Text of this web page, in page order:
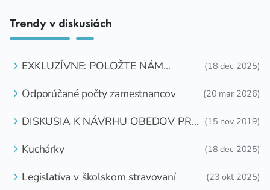
Trendy v diskusiách
EXKLUZÍVNE: POLOŽTE NÁM
(18 dec 2025)
Odporúčané počty zamestnancov (20 mar 2026)
DISKUSIA K NÁVRHU OBEDOV PRE
(15 nov 2019)
Kuchárky (18 dec 2025)
Legislatíva v školskom stravovaní (23 okt 2025)